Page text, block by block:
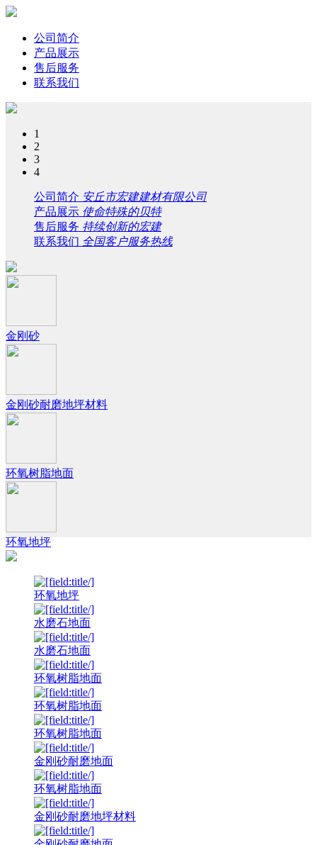
公司简介
产品展示
售后服务
联系我们
1
2
3
4
公司简介 安丘市宏建建材有限公司
产品展示 使命特殊的贝特
售后服务 持续创新的宏建
联系我们 全国客户服务热线
金刚砂
金刚砂耐磨地坪材料
环氧树脂地面
环氧地坪
环氧地坪
水磨石地面
水磨石地面
环氧树脂地面
环氧树脂地面
环氧树脂地面
金刚砂耐磨地面
环氧树脂地面
金刚砂耐磨地坪材料